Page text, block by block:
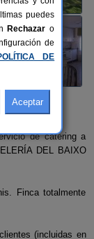
de catering a
DEL BAIXO
Finca totalmente
(incluidas en
puedes
Rechazar o
de
DE